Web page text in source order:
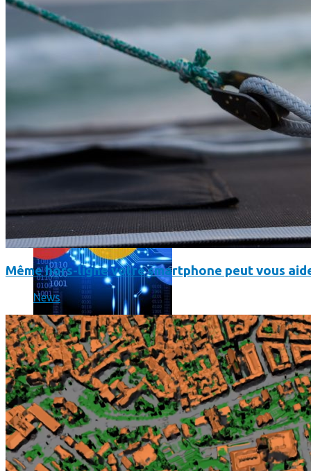
L’intelligence artificielle de Google a maintenant son propre
Les dernières photos envoyées par Rosetta avant son crash
Même hors-ligne votre smartphone peut vous
News